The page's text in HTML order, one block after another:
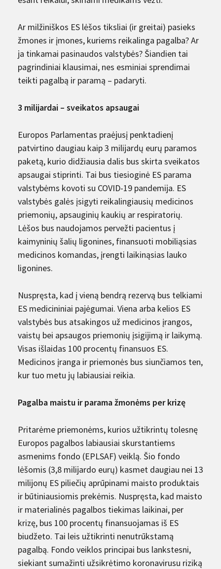
Ar milžiniškos ES lėšos tiksliai (ir greitai) pasieks
žmones ir įmones, kuriems reikalinga pagalba? Ar
ja tinkamai pasinaudos valstybės? Šiandien tai
pagrindiniai klausimai, nes esminiai sprendimai
teikti pagalbą ir paramą – padaryti.
3 milijardai – sveikatos apsaugai
Europos Parlamentas praėjusį penktadienį
patvirtino daugiau kaip 3 milijardų eurų paramos
paketą, kurio didžiausia dalis bus skirta sveikatos
apsaugai stiprinti. Tai bus tiesioginė ES parama
valstybėms kovoti su COVID-19 pandemija. ES
valstybės galės įsigyti reikalingiausių medicinos
priemonių, apsauginių kaukių ar respiratorių.
Lėšos bus naudojamos pervežti pacientus į
kaimyninių šalių ligonines, finansuoti mobiliąsias
medicinos komandas, įrengti laikinąsias lauko
ligonines.
Nuspręsta, kad į vieną bendrą rezervą bus telkiami
ES medicininiai pajėgumai. Viena arba kelios ES
valstybės bus atsakingos už medicinos įrangos,
vaistų bei apsaugos priemonių įsigijimą ir laikymą.
Visas išlaidas 100 procentų finansuos ES.
Medicinos įranga ir priemonės bus siunčiamos ten,
kur tuo metu jų labiausiai reikia.
Pagalba maistu ir parama žmonėms per krizę
Pritarėme priemonėms, kurios užtikrintų tolesnę
Europos pagalbos labiausiai skurstantiems
asmenims fondo (EPLSAF) veiklą. Šio fondo
lėšomis (3,8 milijardo eurų) kasmet daugiau nei 13
milijonų ES piliečių aprūpinami maisto produktais
ir būtiniausiomis prekėmis. Nuspręsta, kad maisto
ir materialinės pagalbos tiekimas laikinai, per
krizę, bus 100 procentų finansuojamas iš ES
biudžeto. Tai leis užtikrinti nenutrūkstamą
pagalbą. Fondo veiklos principai bus lankstesni,
siekiant sumažinti užsikrėtimo koronavirusu riziką